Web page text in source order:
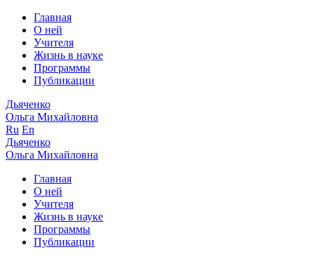
Главная
О ней
Учителя
Жизнь в науке
Программы
Публикации
Дьяченко
Ольга Михайловна
Ru En
Дьяченко
Ольга Михайловна
Главная
О ней
Учителя
Жизнь в науке
Программы
Публикации